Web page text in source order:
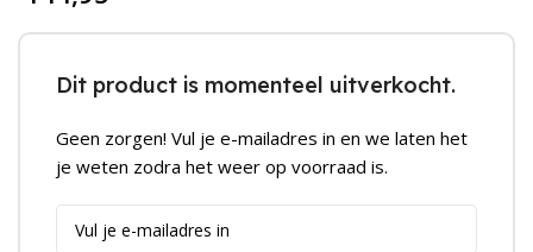
Dit product is momenteel uitverkocht.
Geen zorgen! Vul je e-mailadres in en we laten het
je weten zodra het weer op voorraad is.